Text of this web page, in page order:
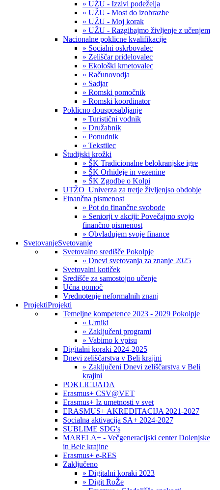
» UŽU - Izzivi podeželja
» UŽU - Most do izobrazbe
» UŽU - Moj korak
» UŽU - Razgibajmo življenje z učenjem
Nacionalne poklicne kvalifikacije
» Socialni oskrbovalec
» Zeliščar pridelovalec
» Ekološki kmetovalec
» Računovodja
» Sadjar
» Romski pomočnik
» Romski koordinator
Poklicno dousposabljanje
» Turistični vodnik
» Družabnik
» Ponudnik
» Tekstilec
Študijski krožki
» ŠK Tradicionalne belokranjske igre
» ŠK Orhideje in vezenine
» ŠK Zgodbe o Kolpi
UTŽO_Univerza za tretje življenjso obdobje
Finančna pismenost
» Pot do finančne svobode
» Seniorji v akciji: Povečajmo svojo
finančno pismenost
» Obvladujem svoje finance
SvetovanjeSvetovanje
Svetovalno središče Pokolpje
» Dnevi svetovanja za znanje 2025
Svetovalni kotiček
Središče za samostojno učenje
Učna pomoč
Vrednotenje neformalnih znanj
ProjektiProjekti
Temeljne kompetence 2023 - 2029 Pokolpje
» Urniki
» Zaključeni programi
» Vabimo k vpisu
Digitalni koraki 2024-2025
Dnevi zeliščarstva v Beli krajini
» Zaključeni Dnevi zeliščarstva v Beli
krajini
POKLICIJADA
Erasmus+ CSV@VET
Erasmus+ Iz umetnosti v svet
ERASMUS+ AKREDITACIJA 2021-2027
Socialna aktivacija SA+ 2024-2027
SUBLIME SDG's
MARELA+ - Večgeneracijski center Dolenjske
in Bele krajine
Erasmus+ e-RES
Zaključeno
» Digitalni koraki 2023
» Digit RoŽe